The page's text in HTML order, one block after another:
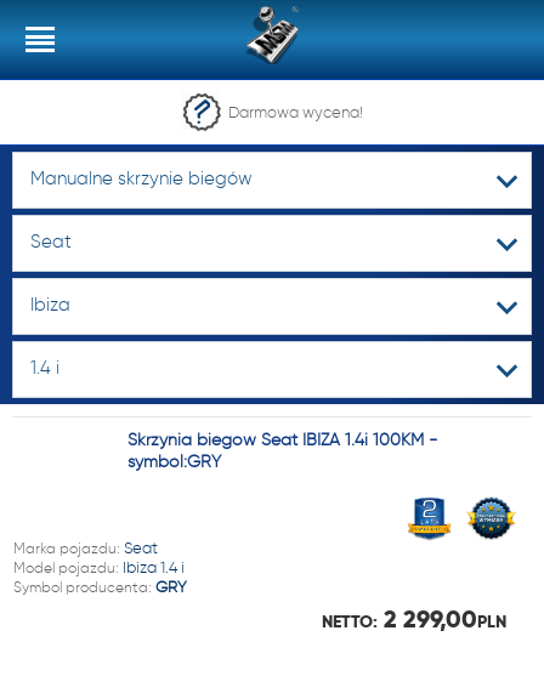
Darmowa wycena!
Manualne skrzynie biegów
Seat
Ibiza
1.4 i
Skrzynia biegów Seat IBIZA 1.4i 100KM -
symbol:GRY
Marka pojazdu: Seat
Model pojazdu: Ibiza 1.4 i
Symbol producenta: GRY
NETTO: 2 299,00PLN